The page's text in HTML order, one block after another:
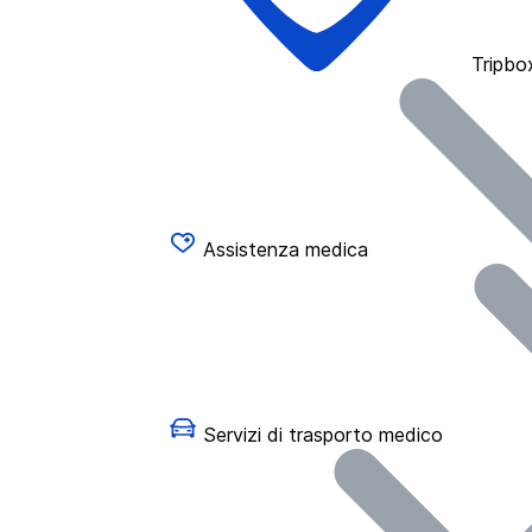
Assistenza medica
Servizi di trasporto medico